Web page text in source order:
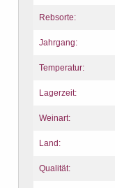
Rebsorte:
Jahrgang:
Temperatur:
Lagerzeit:
Weinart:
Land:
Qualität: